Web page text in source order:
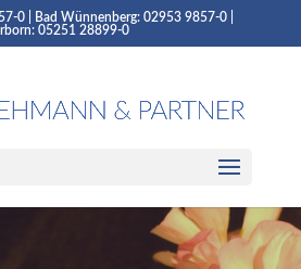
0 | Bad Wünnenberg: 02953 9857-0 |
05251 28899-0